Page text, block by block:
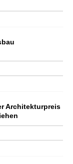
Architekturpreis